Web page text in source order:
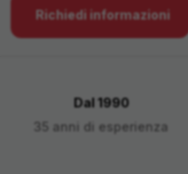
Richiedi informazioni
Dal 1990
35 anni di esperienza